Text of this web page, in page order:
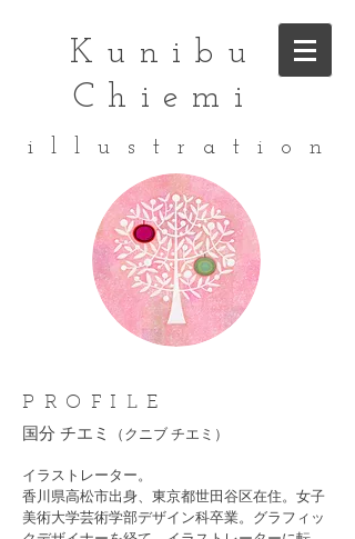
Kunibu
Chiemi
i l l u s t r a t i o n
PROFILE
国分 チエミ （クニブ チエミ）
イラストレーター。
香川県高松市出身、東京都世田谷区在住。女子
美術大学芸術学部デザイン科卒業。グラフィッ